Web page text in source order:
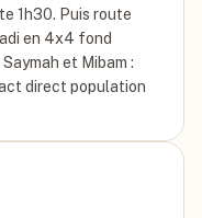
1h30. Puis route
en 4x4 fond
et Mibam :
direct population